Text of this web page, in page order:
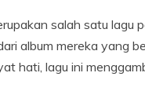
salah satu lagu
album mereka yang
hati, lagu ini